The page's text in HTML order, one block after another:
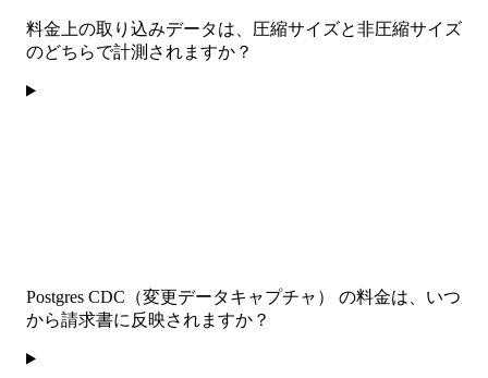
料金上の取り込みデータは、圧縮サイズと非圧縮サイズ
のどちらで計測されますか？
Postgres CDC（変更データキャプチャ） の料金は、いつ
から請求書に反映されますか？